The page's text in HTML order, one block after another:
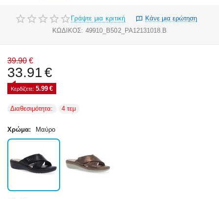
Γράψτε μια κριτική
Κάνε μια ερώτηση
ΚΩΔΙΚΟΣ: 49910_B502_PA12131018.B
39.90 €
33.91€
Κερδίζετε: 5.99 €
Διαθεσιμότητα: 4 τεμ
Χρώμα: Μαύρο